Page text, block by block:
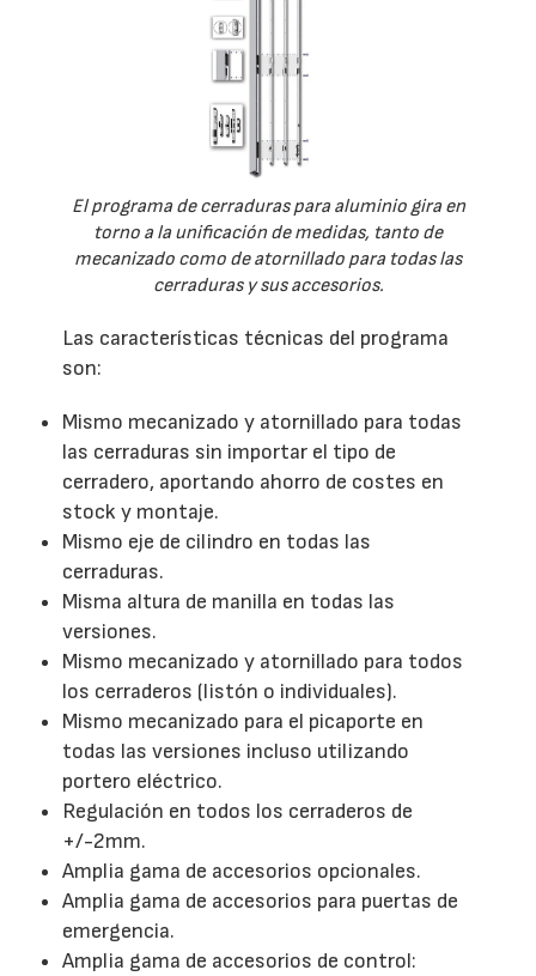
El programa de cerraduras para aluminio gira en
torno a la unificación de medidas, tanto de
mecanizado como de atornillado para todas las
cerraduras y sus accesorios.
Las características técnicas del programa
son:
Mismo mecanizado y atornillado para todas
las cerraduras sin importar el tipo de
cerradero, aportando ahorro de costes en
stock y montaje.
Mismo eje de cilindro en todas las
cerraduras.
Misma altura de manilla en todas las
versiones.
Mismo mecanizado y atornillado para todos
los cerraderos (listón o individuales).
Mismo mecanizado para el picaporte en
todas las versiones incluso utilizando
portero eléctrico.
Regulación en todos los cerraderos de
+/-2mm.
Amplia gama de accesorios opcionales.
Amplia gama de accesorios para puertas de
emergencia.
Amplia gama de accesorios de control: